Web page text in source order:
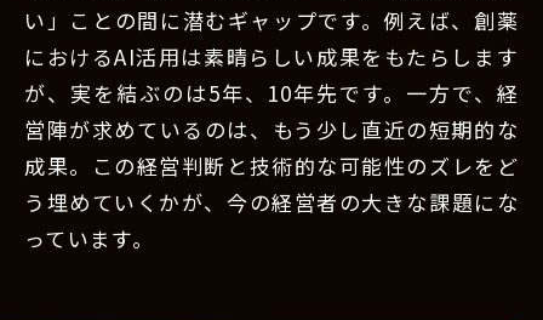
い」ことの間に潜むギャップです。例えば、創薬
におけるAI活用は素晴らしい成果をもたらします
が、実を結ぶのは5年、10年先です。一方で、経
営陣が求めているのは、もう少し直近の短期的な
成果。この経営判断と技術的な可能性のズレをど
う埋めていくかが、今の経営者の大きな課題にな
っています。